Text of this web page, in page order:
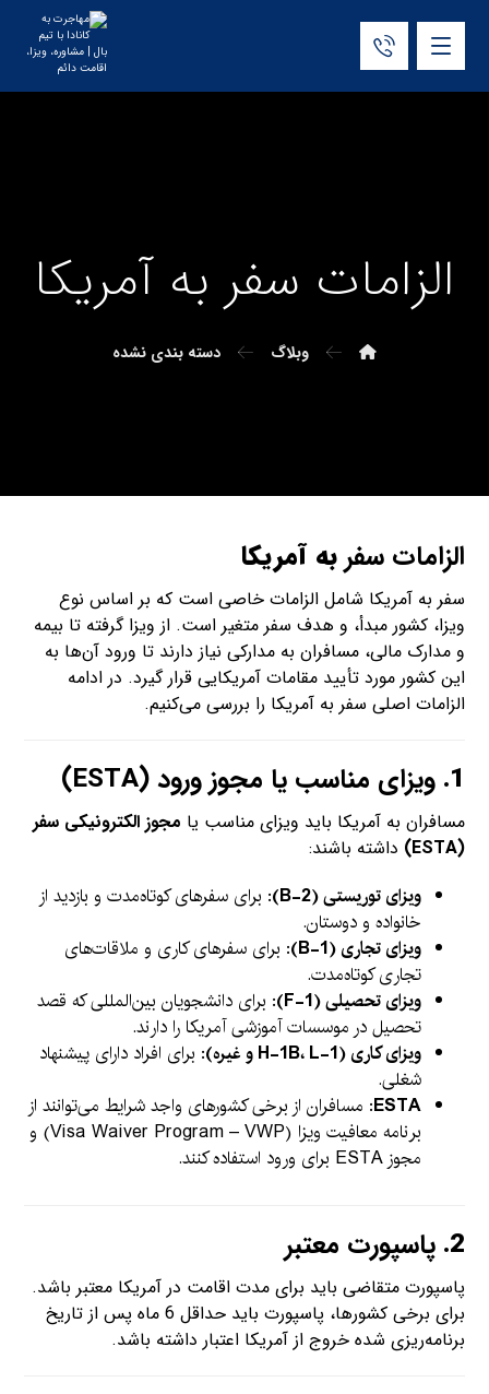
الزامات سفر به آمریکا
وبلاگ دسته بندی نشده
الزامات سفربه آمریکا
سفر به آمریکا شامل الزامات خاصی است که بر اساس نوع
ویزا، کشور مبدأ، و هدف سفر متغیر است. از ویزا گرفته تا بیمه
و مدارک مالی، مسافران به مدارکی نیاز دارند تا ورود آن‌ها به
این کشور مورد تأیید مقامات آمریکایی قرار گیرد. در ادامه
الزامات اصلی سفر به آمریکا را بررسی می‌کنیم.
1. ویزای مناسب یا مجوز ورود (ESTA)
مسافران به آمریکا باید ویزای مناسب یا مجوز الکترونیکی سفر
(ESTA)
داشته باشند:
ویزای توریستی (B-2)
: برای سفرهای کوتاه‌مدت و بازدید از
خانواده و دوستان.
ویزای تجاری (B-1)
: برای سفرهای کاری و ملاقات‌های
تجاری کوتاه‌مدت.
ویزای تحصیلی (F-1)
: برای دانشجویان بین‌المللی که قصد
تحصیل در موسسات آموزشی آمریکا را دارند.
ویزای کاری (H-1B، L-1 و غیره)
: برای افراد دارای پیشنهاد
شغلی.
ESTA: مسافران از برخی کشورهای واجد شرایط می‌توانند از
برنامه معافیت ویزا (Visa Waiver Program – VWP) و
مجوز ESTA برای ورود استفاده کنند.
2. پاسپورت معتبر
پاسپورت متقاضی باید برای مدت اقامت در آمریکا معتبر باشد.
برای برخی کشورها، پاسپورت باید حداقل 6 ماه پس از تاریخ
برنامه‌ریزی شده خروج از آمریکا اعتبار داشته باشد.